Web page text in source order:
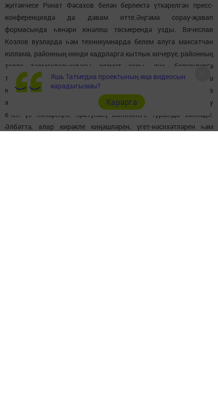
җитәкчесе Ринат Фәсахов белән берлектә үткәрелгән пресс-
конференциядә дә дәвам итте.Әңгәмә сорау-җавап
формасында һөнәри юнәлеш төсмерендә узды. Вячеслав
Козлов вузларда һәм техникумнарда белем алуга максатчан
юллама, районның нинди кадрларга кытлык кичерүе, районның
төрле тармакларындагы хезмәт хакы, яшь белгечләргә
ташламалар, яшьләр өчен республика программалары, тормыш
юлын дөрес сайлау мөһимлеге турында сөйләде. Ринат Фәсахов
җәмгыятьтә абруй казану, үз өлкәңдә грамоталы белгеч булу
өчен үз һөнәреңне яратуның мөһимлеге турында сөйләде.
Әлбәттә, алар кирәкле киңәшләрен, үгет-нәсихәтләрен һәм
Яшь Татмедиа проектының яңа видеосын
карадыгызмы?
Карарга